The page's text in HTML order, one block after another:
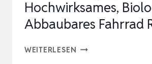
Hochwirksames,
Abbaubares Fahrrad
WEITERLESEN MUC